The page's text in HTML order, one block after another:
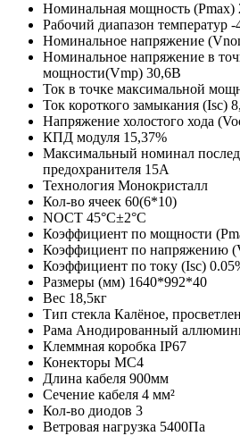
Номинальная мощность (Pmax)
Рабочий диапазон температур -
Номинальное напряжение
Номинальное напряжение в
мощности(Vmp) 30,6В
Ток в точке максимальной
Ток короткого замыкания (Isc)
Напряжение холостого хода
КПД модуля 15,37%
Максимальный номинал
предохранителя 15А
Технология Монокристалл
Кол-во ячеек 60(6*10)
NOCT 45°C±2°C
Коэффициент по мощности
Коэффициент по напряжению
Коэффициент по току (Isc)
Размеры (мм) 1640*992*40
Вес 18,5кг
Тип стекла Калёное,
Рама Анодированный
Клеммная коробка IP67
Конекторы MC4
Длина кабеля 900мм
Сечение кабеля 4 мм²
Кол-во диодов 3
Ветровая нагрузка 5400Па